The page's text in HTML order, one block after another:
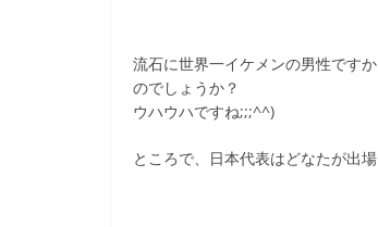
流石に世界一イケメンの男性です
のでしょうか？
ウハウハですね;;;^^)
ところで、日本代表はどなたが出